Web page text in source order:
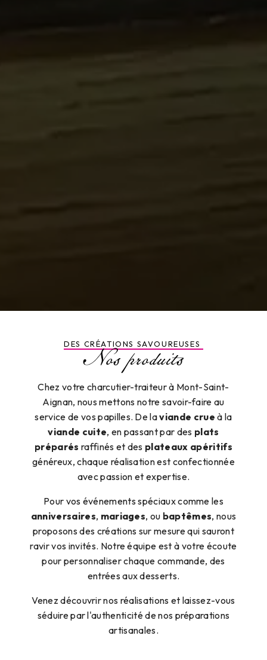
DES CRÉATIONS SAVOUREUSES
Nos produits
Chez votre charcutier-traiteur à Mont-Saint-
Aignan, nous mettons notre savoir-faire au
service de vos papilles. De laviande crue à la
viande cuite, en passant par des plats
préparés raffinés et des plateaux apéritifs
généreux, chaque réalisation est confectionnée
avec passion et expertise.
Pour vos événements spéciaux comme les
anniversaires, mariages, ou baptêmes, nous
proposons des créations sur mesure qui sauront
ravir vos invités. Notre équipe est à votre écoute
pour personnaliser chaque commande, des
entrées aux desserts.
Venez découvrir nos réalisations et laissez-vous
séduire par l'authenticité de nos préparations
artisanales.